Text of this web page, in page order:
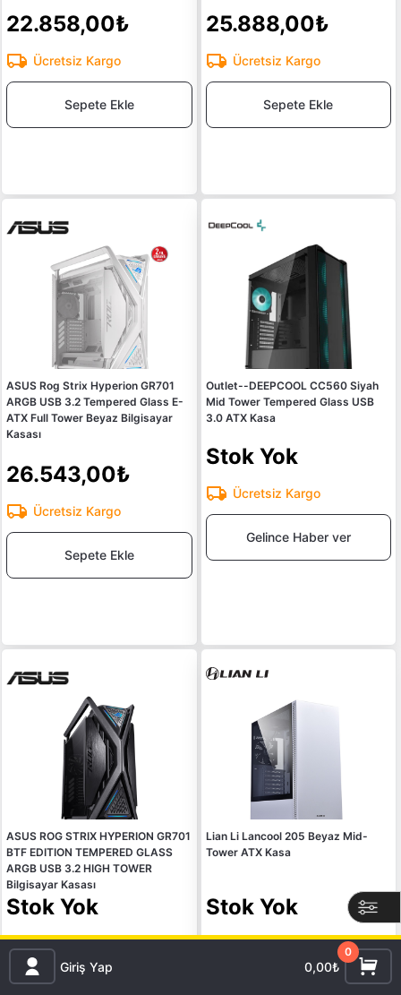
Giriş Yap 0,00₺
0
22.858,00₺
Ücretsiz Kargo
Sepete Ekle
25.888,00₺
Ücretsiz Kargo
Sepete Ekle
ASUS Rog Strix Hyperion GR701
ARGB USB 3.2 Tempered Glass E-
ATX Full Tower Beyaz Bilgisayar
Kasası
26.543,00₺
Ücretsiz Kargo
Sepete Ekle
Outlet--DEEPCOOL CC560 Siyah
Mid Tower Tempered Glass USB
3.0 ATX Kasa
Stok Yok
Ücretsiz Kargo
Gelince Haber ver
ASUS ROG STRIX HYPERION GR701
BTF EDITION TEMPERED GLASS
ARGB USB 3.2 HIGH TOWER
Bilgisayar Kasası
Stok Yok
Ücretsiz Kargo
Gelince Haber ver
Lian Li Lancool 205 Beyaz Mid-
Tower ATX Kasa
Stok Yok
Ücretsiz Kargo
Gelince Haber ver